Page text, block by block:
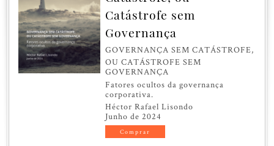
Catástrofe sem
Governança
GOVERNANÇA SEM CATÁSTROFE,
OU CATÁSTROFE SEM
GOVERNANÇA
Fatores ocultos da governança
corporativa.
Héctor Rafael Lisondo
Junho de 2024
Comprar